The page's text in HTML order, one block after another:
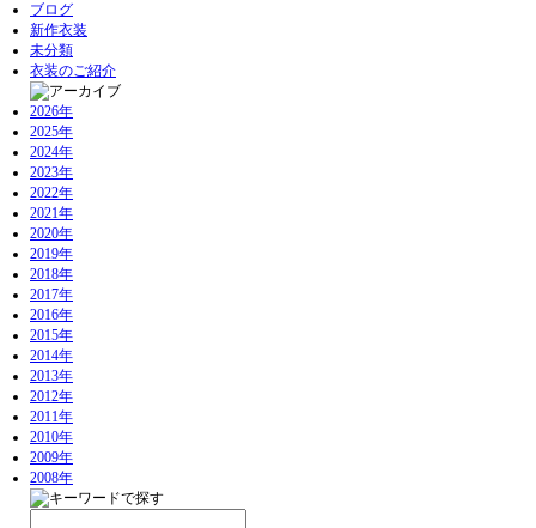
ブログ
新作衣装
未分類
衣装のご紹介
2026年
2025年
2024年
2023年
2022年
2021年
2020年
2019年
2018年
2017年
2016年
2015年
2014年
2013年
2012年
2011年
2010年
2009年
2008年